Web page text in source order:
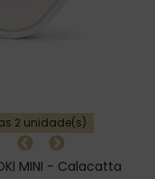
2 unidade(s)
MINI - Calacatta